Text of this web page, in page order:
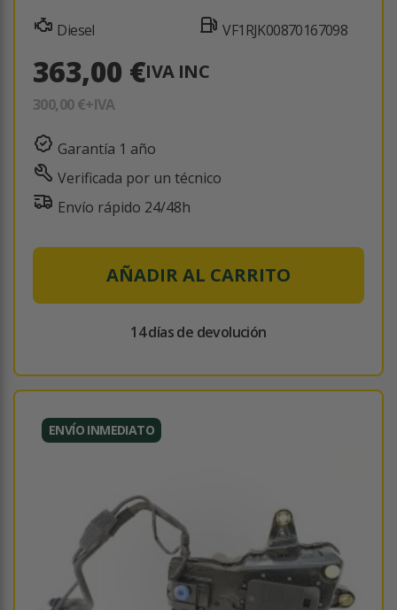
Diesel VF1RJK00870167098
363,00 €IVA INC
300,00 €+IVA
Garantía 1 año
Verificada por un técnico
Envío rápido 24/48h
AÑADIR AL CARRITO
14 días de devolución
ENVÍO INMEDIATO